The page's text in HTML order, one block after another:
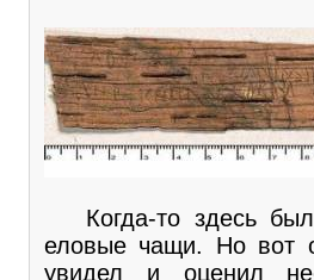
Когда-то здесь
еловые чащи. Но вот
увидел и оценил